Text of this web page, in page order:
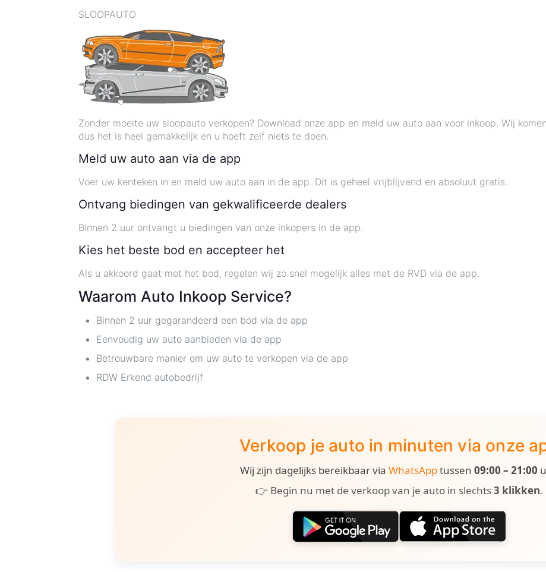
SLOOPAUTO
Zonder moeite uw sloopauto verkopen? Download onze app en meld uw auto aan voor inkoop. Wij
dus het is heel gemakkelijk en u hoeft zelf niets te doen.
Meld uw auto aan via de app
Voer uw kenteken in en meld uw auto aan in de app. Dit is geheel vrijblijvend en absoluut gratis.
Ontvang biedingen van gekwalificeerde dealers
Binnen 2 uur ontvangt u biedingen van onze inkopers in de app.
Kies het beste bod en accepteer het
Als u akkoord gaat met het bod, regelen wij zo snel mogelijk alles met de RVD via de app.
Waarom Auto Inkoop Service?
Binnen 2 uur gegarandeerd een bod via de app
Eenvoudig uw auto aanbieden via de app
Betrouwbare manier om uw auto te verkopen via de app
RDW Erkend autobedrijf
Verkoop je auto in minuten via onze
Wij zijn dagelijks bereikbaar via WhatsApptussen 09:00 – 21:00
👉 Begin nu met de verkoop van je auto in slechts3 klikken.